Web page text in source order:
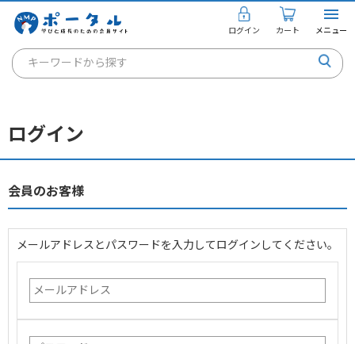
ログイン カート メニュー
キーワードから探す
通信講座
講座を探す
個人のお客様
ログイン
会員のお客様
メールアドレスとパスワードを入力してログインしてください。